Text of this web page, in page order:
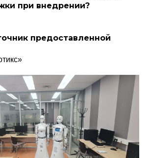
при внедрении?
предоставленной